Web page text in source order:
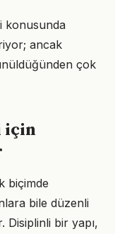
konusunda
ancak
çok
için
biçimde
bile düzenli
Disiplinli bir yapı,